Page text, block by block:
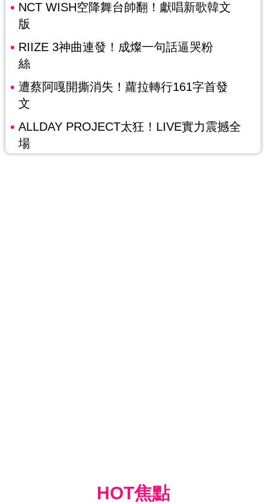
NCT WISH空降舞台帥翻！獻唱新歌韓文
版
RIIZE 3神曲連發！成燦一句話逼哭粉
絲
遭蔡阿嘎開撕消失！蘿拉轉行161字首發
文
ALLDAY PROJECT太狂！LIVE實力震撼全
場
HOT焦點